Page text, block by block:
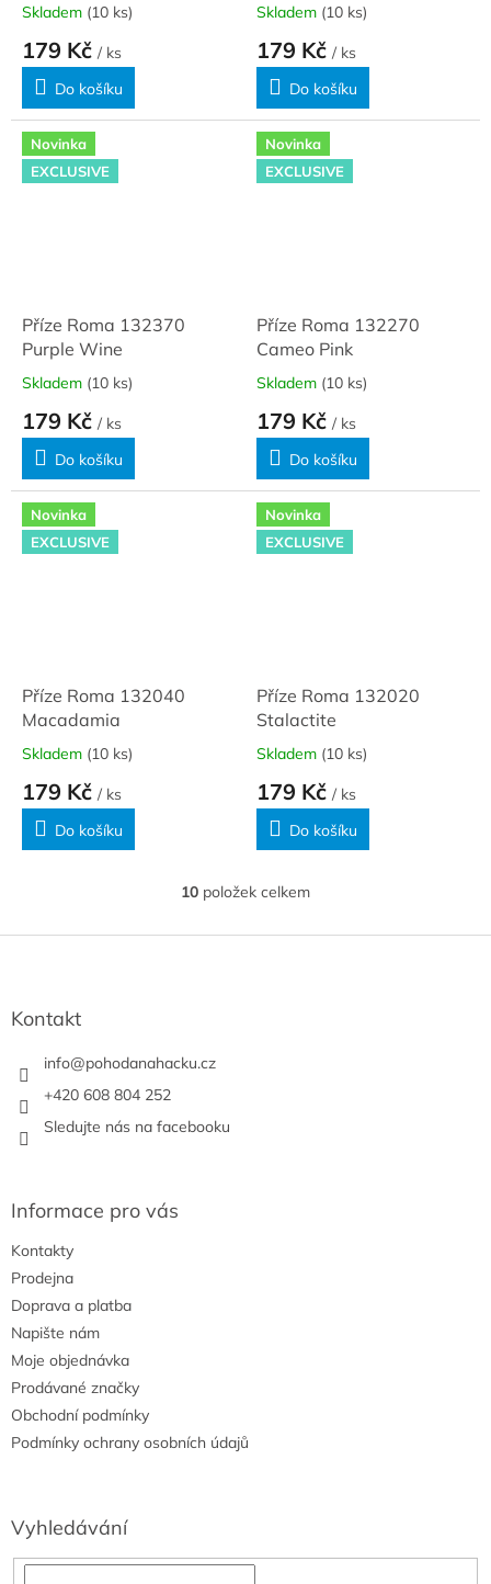
Skladem (10 ks)
179 Kč / ks
Do košíku
Skladem (10 ks)
179 Kč / ks
Do košíku
Novinka
EXCLUSIVE
Příze Roma 132370
Purple Wine
Skladem (10 ks)
179 Kč / ks
Do košíku
Novinka
EXCLUSIVE
Příze Roma 132270
Cameo Pink
Skladem (10 ks)
179 Kč / ks
Do košíku
Novinka
EXCLUSIVE
Příze Roma 132040
Macadamia
Skladem (10 ks)
179 Kč / ks
Do košíku
Novinka
EXCLUSIVE
Příze Roma 132020
Stalactite
Skladem (10 ks)
179 Kč / ks
Do košíku
O
l
10 položek celkem
Z
Kontakt
info@pohodanahacku.cz
+420 608 804 252
Sledujte nás na facebooku
Informace pro vás
Kontakty
Prodejna
Doprava a platba
Napište nám
Moje objednávka
Prodávané značky
Obchodní podmínky
Podmínky ochrany osobních údajů
Vyhledávání